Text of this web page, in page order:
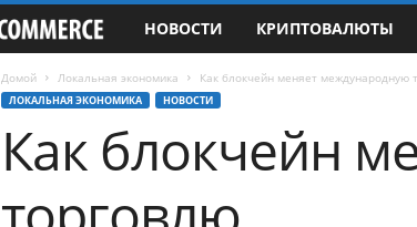
-
o
m
НОВОСТИ КРИПТОВАЛЮТЫ
Домой Локальная экономика Как блокчейн меняет международную
ЛОКАЛЬНАЯ ЭКОНОМИКА НОВОСТИ
Как блокчейн